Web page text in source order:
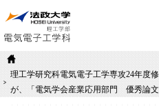
理工学研究科電気電子工学専攻24年
が、「電気学会産業応用部門 優秀論